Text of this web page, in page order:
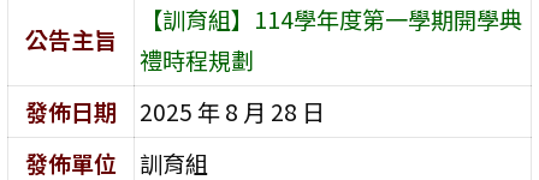
公告主旨
【訓育組】114學年度第一學期開學典
禮時程規劃
發佈日期
2025 年 8 月 28 日
發佈單位
訓育組